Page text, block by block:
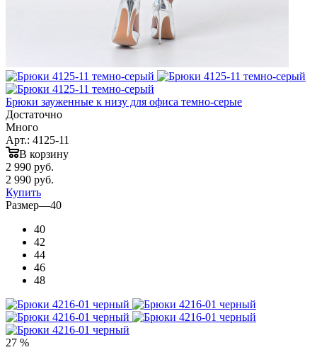
Брюки зауженные к низу для офиса темно-серые
Достаточно
Много
Арт.: 4125-11
В корзину
2 990 руб.
2 990 руб.
Купить
Размер—40
40
42
44
46
48
27 %